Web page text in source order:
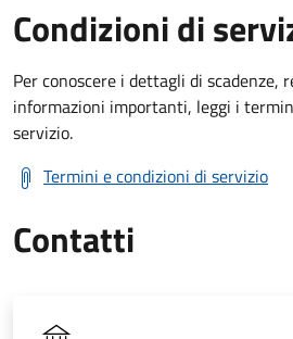
Condizioni di
Per conoscere i dettagli di scadenze,
informazioni importanti, leggi i
servizio.
Termini e condizioni di servizio
Contatti